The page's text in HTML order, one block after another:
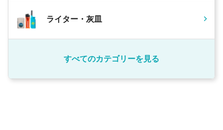
ライター・灰皿
すべてのカテゴリーを見る